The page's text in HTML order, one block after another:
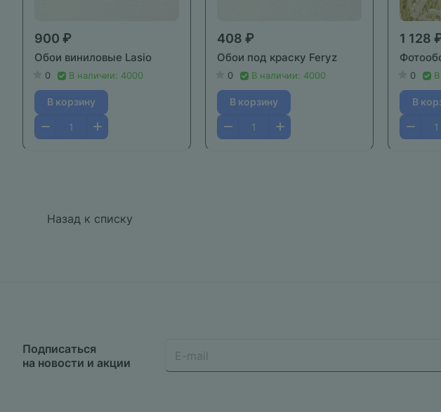
900 ₽
Обои виниловые Lasio
0 В наличии: 4000
В корзину
408 ₽
Обои под краску Feryz
0 В наличии: 4000
В корзину
1 128
0
В
Назад к списку
Подписаться
на новости и акции